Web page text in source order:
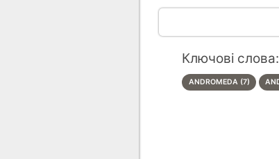
Ключові слова:
ANDROMEDA (7)